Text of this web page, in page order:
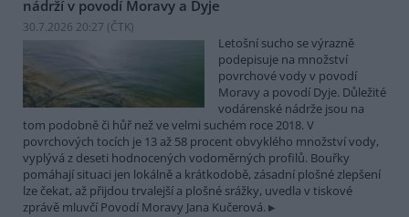
nádrží v povodí Moravy a Dyje
30.7.2026 20:27 (ČTK)
Letošní sucho se výrazně
podepisuje na množství
povrchové vody v povodí
Moravy a povodí Dyje. Důležité
vodárenské nádrže jsou na
tom podobně či hůř než ve velmi suchém roce 2018. V
povrchových tocích je 13 až 58 procent obvyklého množství vody,
vyplývá z deseti hodnocených vodoměrných profilů. Bouřky
pomáhají situaci jen lokálně a krátkodobě, zásadní plošné zlepšení
lze čekat, až přijdou trvalejší a plošné srážky, uvedla v tiskové
zprávě mluvčí Povodí Moravy Jana Kučerová.